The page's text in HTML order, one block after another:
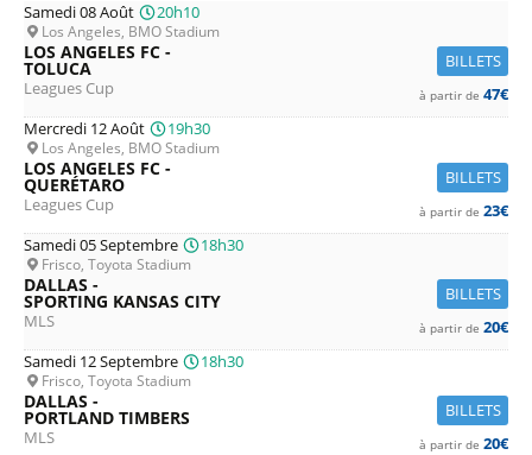
Samedi 08 Août 20h10
Los Angeles, BMO Stadium
BILLETS
LOS ANGELES FC -
TOLUCA
Leagues Cup à partir de 47€
Mercredi 12 Août
19h30
Los Angeles, BMO Stadium
BILLETS
LOS ANGELES FC -
QUERÉTARO
Leagues Cup à partir de 23€
Samedi 05 Septembre
18h30
Frisco, Toyota Stadium
BILLETS
DALLAS -
SPORTING KANSAS CITY
MLS à partir de 20€
Samedi 12 Septembre
18h30
Frisco, Toyota Stadium
BILLETS
DALLAS -
PORTLAND TIMBERS
MLS à partir de 20€